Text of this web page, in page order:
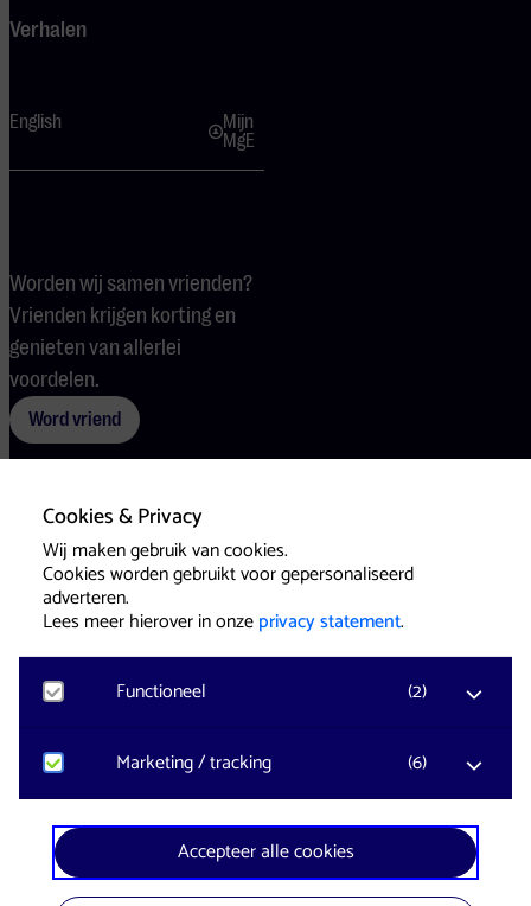
Cookies & Privacy
Wij maken gebruik van cookies.
Cookies worden gebruikt voor gepersonaliseerd
adverteren.
Lees meer hierover in onzeprivacy statement.
Functioneel (2)
Noodzakelijk
Voor het functioneren van de website en het
onthouden van voorkeuren worden functionele
cookies geplaatst. Hierbij worden geen
persoonsgegevens verzameld.
Marketing / tracking (6)
YouTube
Registreert klikgedrag, bekeken video’s en aangepaste
voorkeuren. Bezoekersinformatie en gebruikersgedrag
Accepteer alle cookies
Verhalen
English
Mijn
MgE
Worden wij samen vrienden?
Vrienden krijgen korting en
genieten van allerlei
voordelen.
Word vriend
Voorwaarden CookiesPers
Website & Identity byEagerly